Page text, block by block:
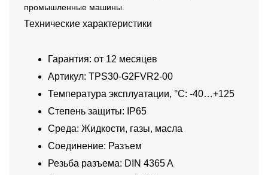
промышленные машины.
Технические характеристики
Гарантия: от 12 месяцев
Артикул: TPS30-G2FVR2-00
Температура эксплуатации, °C: -40…+125
Степень защиты: IP65
Среда: Жидкости, газы, масла
Соединение: Разъем
Резьба разъема: DIN 4365 A